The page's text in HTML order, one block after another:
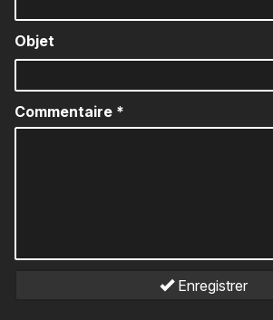
Objet
Commentaire *
Enregistrer